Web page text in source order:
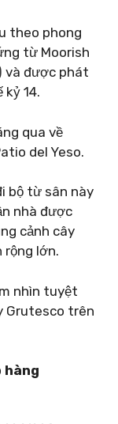
theo phong
từ Moorish
và được phát
14.
qua về
del Yeso.
bộ từ sân này
nhà được
cảnh cây
lớn.
nhìn tuyệt
Grutesco trên
hàng